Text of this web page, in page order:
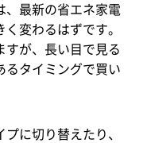
、最新の省エネ家電
変わるはずです。
すが、長い目で見る
るタイミングで買い
に切り替えたり、